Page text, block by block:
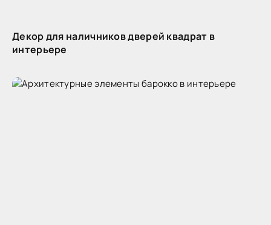
Декор для наличников дверей квадрат в
интерьере